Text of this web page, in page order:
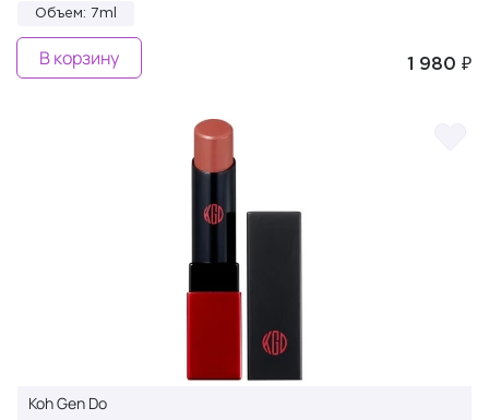
Объем: 7ml
1 980 ₽
В корзину
Koh Gen Do